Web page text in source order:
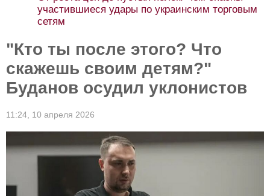
участившиеся удары по украинским торговым
сетям
"Кто ты после этого? Что
скажешь своим детям?"
Буданов осудил уклонистов
11:24, 10 апреля 2026